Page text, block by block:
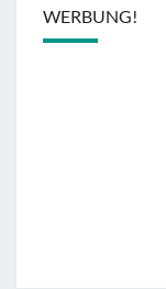
WERBUNG!